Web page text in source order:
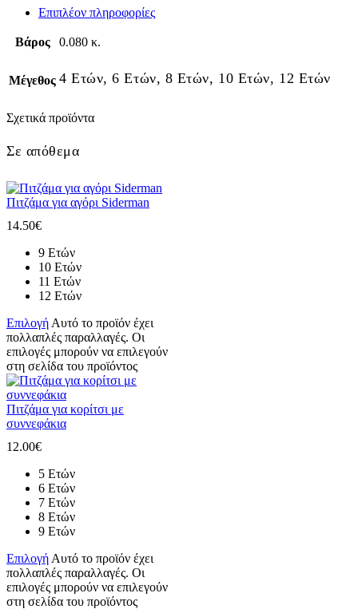
Επιπλέον πληροφορίες
Βάρος 0.080 κ.
Μέγεθος 4 Ετών, 6 Ετών, 8 Ετών, 10 Ετών, 12 Ετών
Σχετικά προϊόντα
Σε απόθεμα
Πιτζάμα για αγόρι Siderman
14.50€
9 Ετών
10 Ετών
11 Ετών
12 Ετών
Επιλογή Αυτό το προϊόν έχει
πολλαπλές παραλλαγές. Οι
επιλογές μπορούν να επιλεγούν
στη σελίδα του προϊόντος
Πιτζάμα για κορίτσι με
συννεφάκια
12.00€
5 Ετών
6 Ετών
7 Ετών
8 Ετών
9 Ετών
Επιλογή Αυτό το προϊόν έχει
πολλαπλές παραλλαγές. Οι
επιλογές μπορούν να επιλεγούν
στη σελίδα του προϊόντος